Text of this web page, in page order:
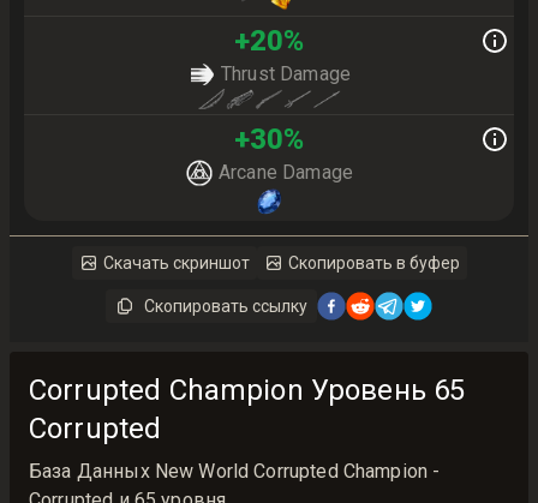
+20%
Thrust Damage
+30%
Arcane Damage
Скачать скриншот Скопировать в буфер
Скопировать ссылку
Corrupted Champion Уровень 65
Corrupted
База Данных New World Corrupted Champion -